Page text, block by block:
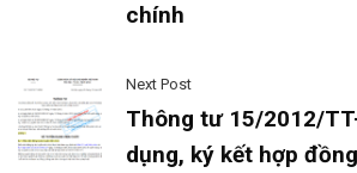
chính
Next Post
Thông tư 15/2012/
dụng, ký kết hợp